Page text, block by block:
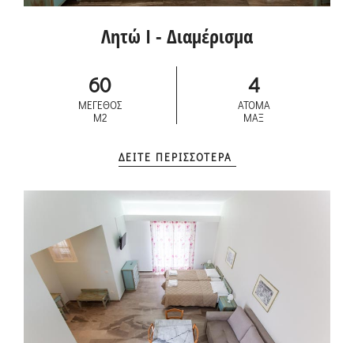
Λητώ I - Διαμέρισμα
60
ΜΕΓΕΘΟΣ
M2
4
ΑΤΟΜΑ
ΜΑΞ
ΔΕΙΤΕ ΠΕΡΙΣΣΟΤΕΡΑ